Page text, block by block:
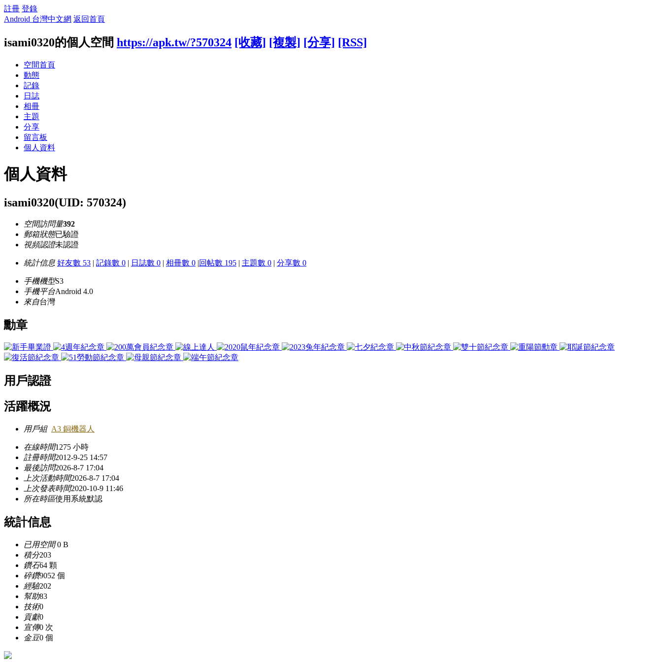
註冊 登錄
Android 台灣中文網 返回首頁
isami0320的個人空間 https://apk.tw/?570324 [收藏] [複製] [分享] [RSS]
空間首頁
動態
記錄
日誌
相冊
主題
分享
留言板
個人資料
個人資料
isami0320(UID: 570324)
空間訪問量392
郵箱狀態已驗證
視頻認證未認證
統計信息 好友數 53 | 記錄數 0 | 日誌數 0 | 相冊數 0 |回帖數 195 | 主題數 0 | 分享數 0
手機機型S3
手機平台Android 4.0
來自台灣
勳章
用戶認證
活躍概況
用戶組 A3 銅機器人
在線時間1275 小時
註冊時間2012-9-25 14:57
最後訪問2026-8-7 17:04
上次活動時間2026-8-7 17:04
上次發表時間2020-10-9 11:46
所在時區使用系統默認
統計信息
已用空間0 B
積分203
鑽石64 顆
碎鑽9052 個
經驗202
幫助83
技術0
貢獻0
宣傳0 次
金豆0 個